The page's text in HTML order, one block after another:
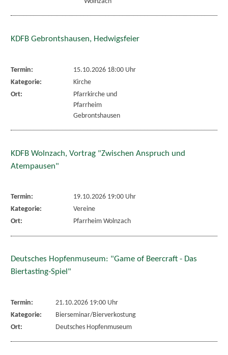
KDFB Gebrontshausen, Hedwigsfeier
Termin:
15.10.2026 18:00 Uhr
Kategorie:
Kirche
Ort:
Pfarrkirche und
Pfarrheim
Gebrontshausen
KDFB Wolnzach, Vortrag "Zwischen Anspruch und
Atempausen"
Termin:
19.10.2026 19:00 Uhr
Kategorie:
Vereine
Ort:
Pfarrheim Wolnzach
Deutsches Hopfenmuseum: "Game of Beercraft - Das
Biertasting-Spiel"
Termin:
21.10.2026 19:00 Uhr
Kategorie:
Bierseminar/Bierverkostung
Ort:
Deutsches Hopfenmuseum